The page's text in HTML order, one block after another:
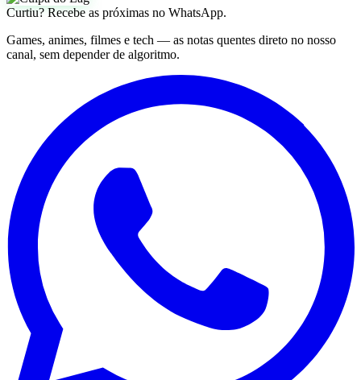
Curtiu? Recebe as próximas no WhatsApp.
Games, animes, filmes e tech — as notas quentes direto no nosso
canal, sem depender de algoritmo.